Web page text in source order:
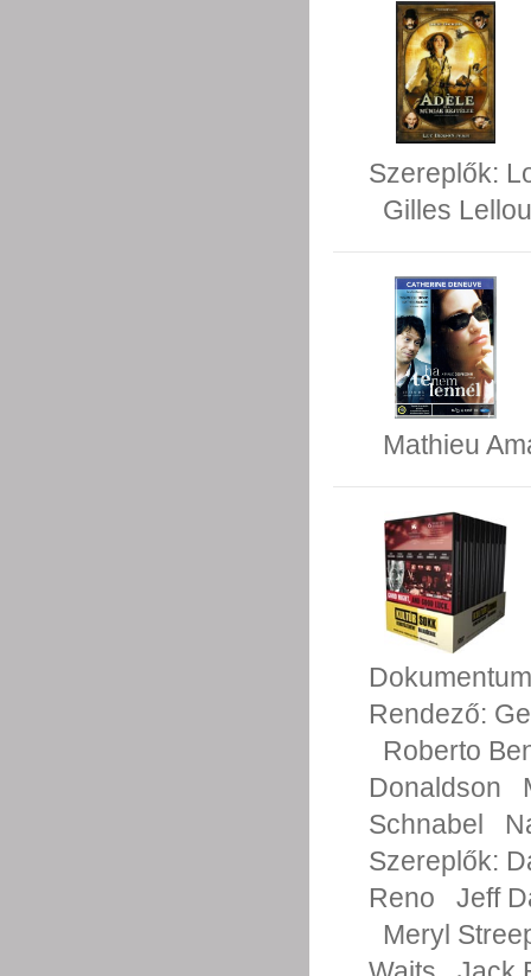
Szereplők:
Gilles
Mathieu
Rendező:
Roberto
Donaldson
Schnabel
Szereplők:
Reno
Jeff
Meryl